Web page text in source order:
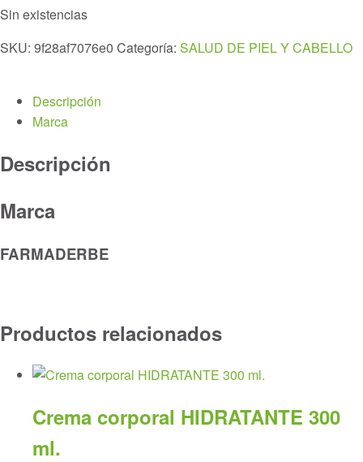
Sin existencias
SKU: 9f28af7076e0 Categoría: SALUD DE PIEL Y CABELLO
Descripción
Marca
Descripción
Marca
FARMADERBE
Productos relacionados
Crema corporal HIDRATANTE 300
ml.